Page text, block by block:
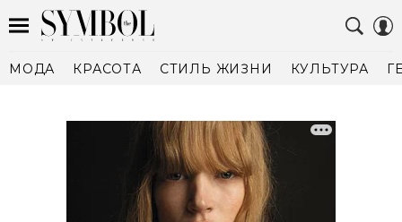
МОДА КРАСОТА СТИЛЬ ЖИЗНИ КУЛЬТУРА